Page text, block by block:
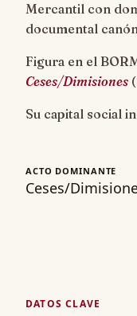
Mercantil con
documental
Figura en el
Ceses/Dimisiones
Su capital social
ACTO DOMINANTE
Ceses/
DATOS CLAVE